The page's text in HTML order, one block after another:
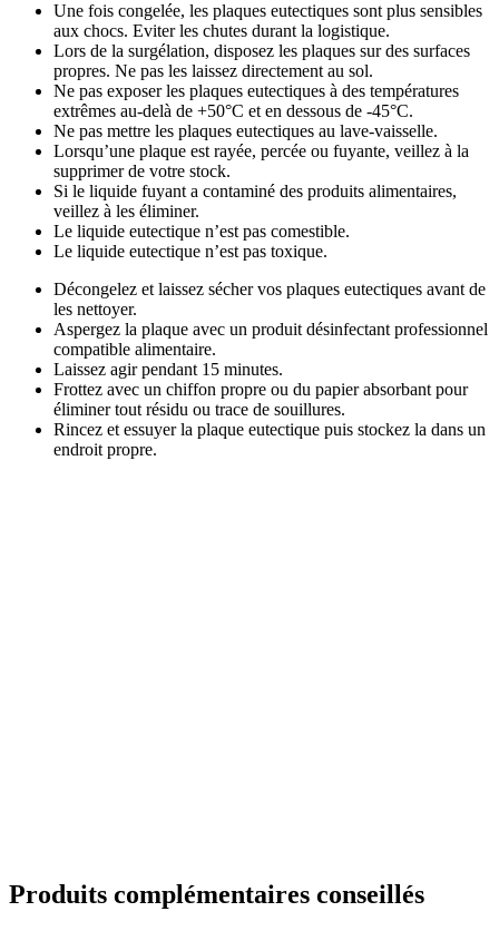
Une fois congelée, les plaques eutectiques sont plus sensibles
aux chocs. Eviter les chutes durant la logistique.
Lors de la surgélation, disposez les plaques sur des surfaces
propres. Ne pas les laissez directement au sol.
Ne pas exposer les plaques eutectiques à des températures
extrêmes au-delà de +50°C et en dessous de -45°C.
Ne pas mettre les plaques eutectiques au lave-vaisselle.
Lorsqu’une plaque est rayée, percée ou fuyante, veillez à la
supprimer de votre stock.
Si le liquide fuyant a contaminé des produits alimentaires,
veillez à les éliminer.
Le liquide eutectique n’est pas comestible.
Le liquide eutectique n’est pas toxique.
Décongelez et laissez sécher vos plaques eutectiques avant de
les nettoyer.
Aspergez la plaque avec un produit désinfectant professionnel
compatible alimentaire.
Laissez agir pendant 15 minutes.
Frottez avec un chiffon propre ou du papier absorbant pour
éliminer tout résidu ou trace de souillures.
Rincez et essuyer la plaque eutectique puis stockez la dans un
endroit propre.
Produits complémentaires conseillés